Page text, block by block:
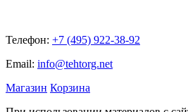
Телефон: +7 (495) 922-38-92
Email: info@tehtorg.net
Магазин Корзина